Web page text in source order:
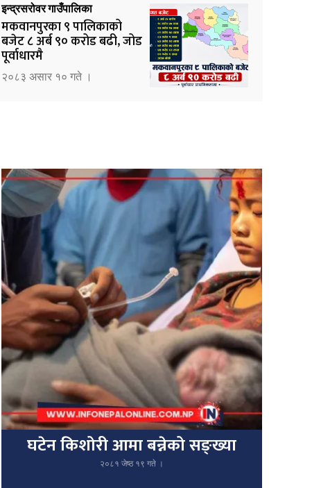
इन्द्रसरोवर गाउँपालिका
मकवानपुरका ९ पालिकाको
बजेट ८ अर्ब ९० करोड बढी, जोड
पूर्वाधारमै
२०८३ असार १० गते ।
घटेन किशोरी आमा बन्नेको सङ्ख्या
२०८१ जेष्ठ १९ गते ।